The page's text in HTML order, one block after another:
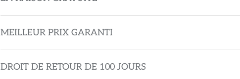
MEILLEUR PRIX GARANTI
DROIT DE RETOUR DE 100 JOURS